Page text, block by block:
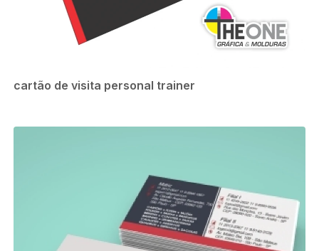
cartão de visita personal trainer